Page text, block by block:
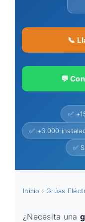
📞
💬
✅
✅ +3.000
✅
Inicio › Grúas
¿Necesita una